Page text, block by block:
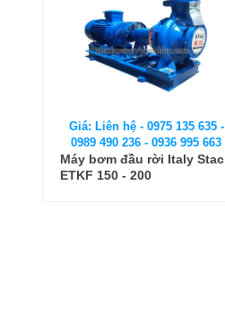
Giá: Liên hệ - 0975 135 635 -
0989 490 236 - 0936 995 663
Máy bơm đầu rời Italy Stac
ETKF 150 - 200